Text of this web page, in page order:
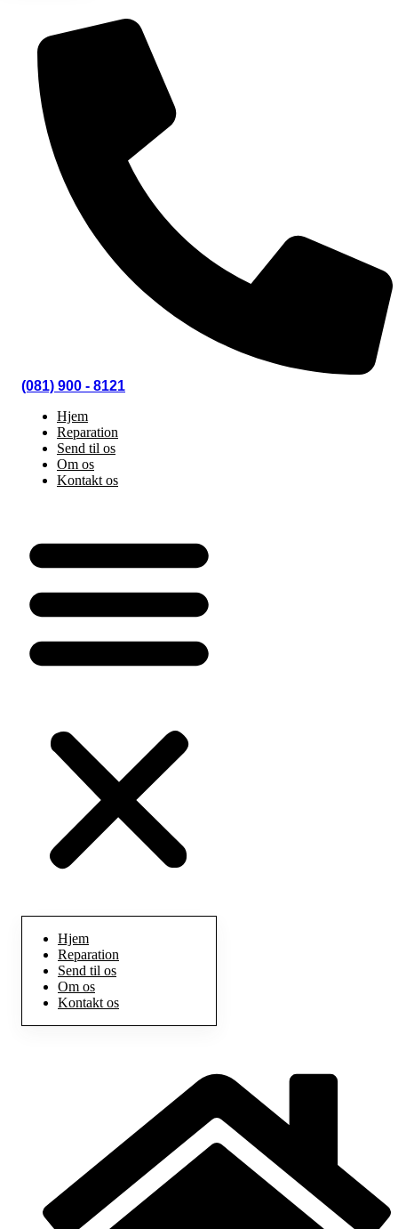
(081) 900 - 8121
Hjem
Reparation
Send til os
Om os
Kontakt os
Hjem
Reparation
Send til os
Om os
Kontakt os